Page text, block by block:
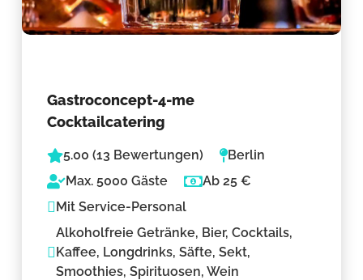
Gastroconcept-4-me
Cocktailcatering
5.00 (13 Bewertungen)
Berlin
Max. 5000 Gäste
Ab 25 €
Mit Service-Personal
Alkoholfreie Getränke, Bier, Cocktails,
Kaffee, Longdrinks, Säfte, Sekt,
Smoothies, Spirituosen, Wein